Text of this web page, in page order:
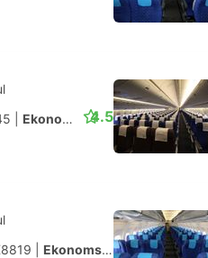
Ekonomska klasa 4.5
Ekonomska klasa